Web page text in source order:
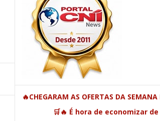
🔥CHEGARAM AS OFERTAS DA
🛒🔥 É hora de economizar